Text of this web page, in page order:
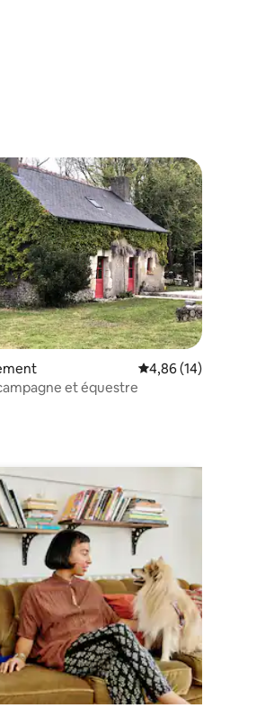
la base de 199 commentaires : 4,93 sur 5
Évaluation moyenne
4,86 (14)
et équestre